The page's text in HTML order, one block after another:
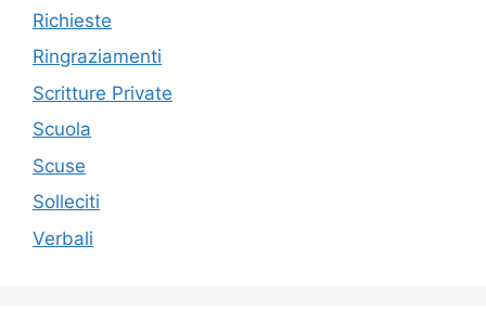
Richieste
Ringraziamenti
Scritture Private
Scuola
Scuse
Solleciti
Verbali